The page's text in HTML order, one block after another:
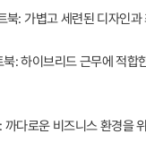
: 가볍고 세련된 디자인과
: 하이브리드 근무에 적합
다로운 비즈니스 환경을